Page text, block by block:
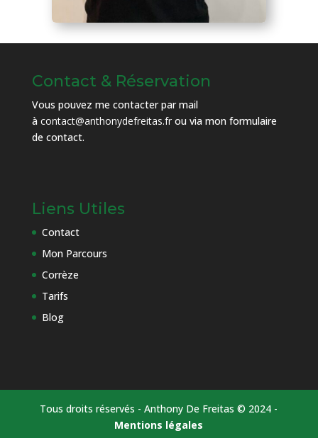
Contact & Réservation
Vous pouvez me contacter par mail
à contact@anthonydefreitas.frou via mon formulaire
de contact.
Liens Utiles
Contact
Mon Parcours
Corrèze
Tarifs
Blog
Tous droits réservés - Anthony De Freitas © 2024 -
Mentions légales